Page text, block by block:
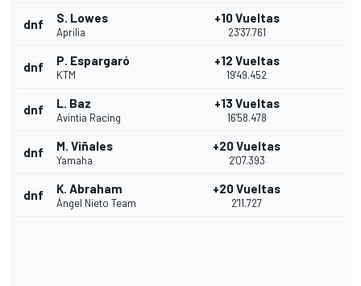
dnf S. Lowes
Aprilia
+10 Vueltas
23'37.761
dnf P. Espargaró
KTM
+12 Vueltas
19'49.452
dnf L. Baz
Avintia Racing
+13 Vueltas
16'58.478
dnf M. Viñales
Yamaha
+20 Vueltas
2'07.393
dnf K. Abraham
Ángel Nieto Team
+20 Vueltas
2'11.727